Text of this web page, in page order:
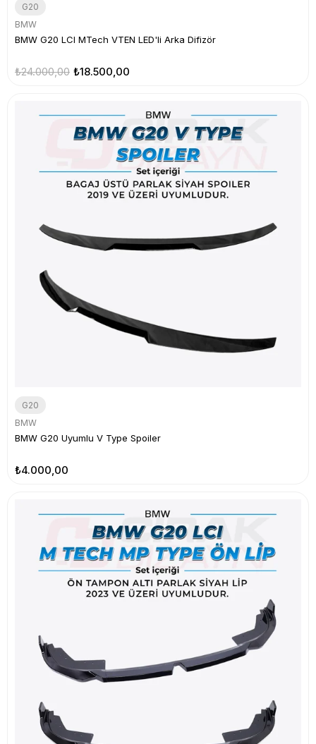
G20
BMW
BMW G20 LCI MTech VTEN LED'li Arka Difizör
₺18.500,00
₺24.000,00
G20
BMW
BMW G20 Uyumlu V Type Spoiler
₺4.000,00